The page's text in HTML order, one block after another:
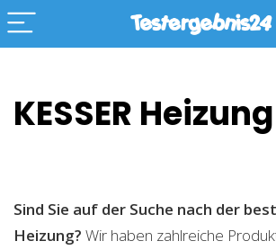
KESSER Heizung
Sind Sie auf der Suche nach der
Heizung? Wir haben zahlreiche